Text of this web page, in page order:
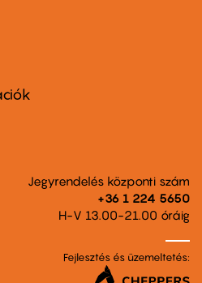
Jegyrendelés központi szám
+36 1 224 5650
H-V 13.00-21.00 óráig
Fejlesztés és üzemeltetés: